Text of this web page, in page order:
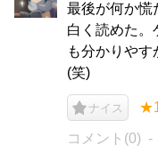
最後が何か慌
白く読めた。
も分かりや
(笑)
ナイス
コメント(0)